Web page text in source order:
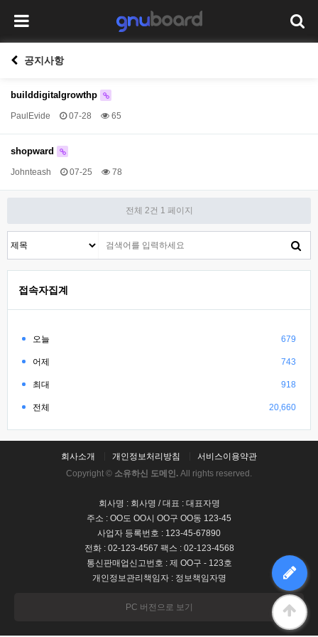
공지사항
builddigitalgrowthp
PaulEvide 07-28 65
shopward
Johnteash 07-25 78
전체 2건 1 페이지
접속자집계
오늘 679
어제 743
최대 918
전체 20,660
회사소개 개인정보처리방침
서비스이용약관
Copyright © 소유하신 도메인. All rights reserved.
회사명 : 회사명 / 대표 : 대표자명
주소 : OO도 OO시 OO구 OO동 123-45
사업자 등록번호 : 123-45-67890
전화 : 02-123-4567 팩스 : 02-123-4568
통신판매업신고번호 : 제 OO구 - 123호
개인정보관리책임자 : 정보책임자명
PC 버전으로 보기